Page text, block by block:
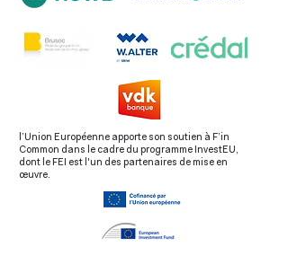
l’Union Européenne apporte son soutien à F’in
Common dans le cadre du programme InvestEU,
dont le FEI est l'un des partenaires de mise en
œuvre.